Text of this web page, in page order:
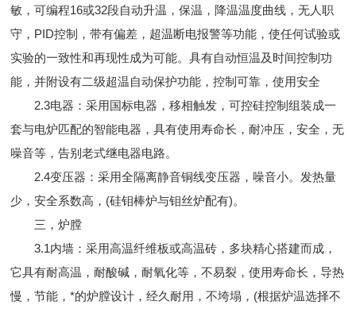
敏，可编程16或32段自动升温，保温，降温温度曲线，无人职
守，PID控制，带有偏差，超温断电报警等功能，使任何试验或
实验的一致性和再现性成为可能。具有自动恒温及时间控制功
能，并附设有二级超温自动保护功能，控制可靠，使用安全
2.3电器：采用国标电器，移相触发，可控硅控制组装成一
套与电炉匹配的智能电器，具有使用寿命长，耐冲压，安全，无
噪音等，告别老式继电器电路。
2.4变压器：采用全隔离静音铜线变压器，噪音小。发热量
少，安全系数高，(硅钼棒炉与钼丝炉配有)。
三，炉膛
3.1内墙：采用高温纤维板或高温砖，多块精心搭建而成，
它具有耐高温，耐酸碱，耐氧化等，不易裂，使用寿命长，导热
慢，节能，*的炉膛设计，经久耐用，不垮塌，(根据炉温选择不